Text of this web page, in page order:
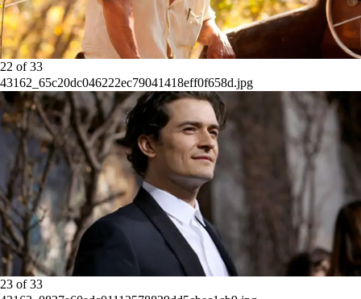
22 of33
43162_65c20dc046222ec79041418eff0f658d.jpg
23 of33